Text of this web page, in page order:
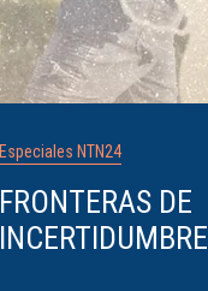
Especiales NTN24
FRONTERAS DE
INCERTIDUMBRE